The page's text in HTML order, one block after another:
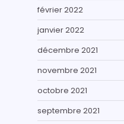
février 2022
janvier 2022
décembre 2021
novembre 2021
octobre 2021
septembre 2021